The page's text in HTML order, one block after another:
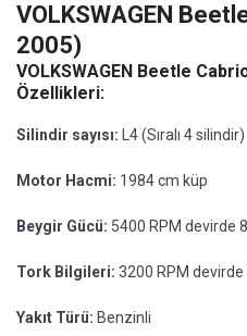
VOLKSWAGEN
2005)
VOLKSWAGEN Beetle
Özellikleri:
Silindir sayısı: L4 (Sıralı 4 silindir)
Motor Hacmi: 1984 cm küp
Beygir Gücü: 5400 RPM devirde
Tork Bilgileri: 3200 RPM
Yakıt Türü: Benzinli